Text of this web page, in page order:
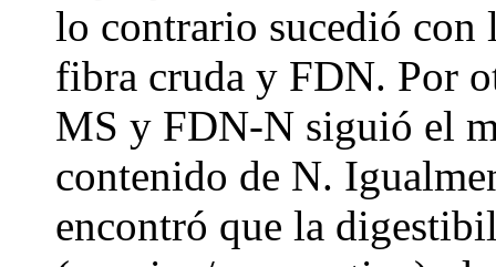
lo contrario sucedió con
fibra cruda y FDN. Por
MS y FDN-N siguió el
contenido de N.
encontró que la